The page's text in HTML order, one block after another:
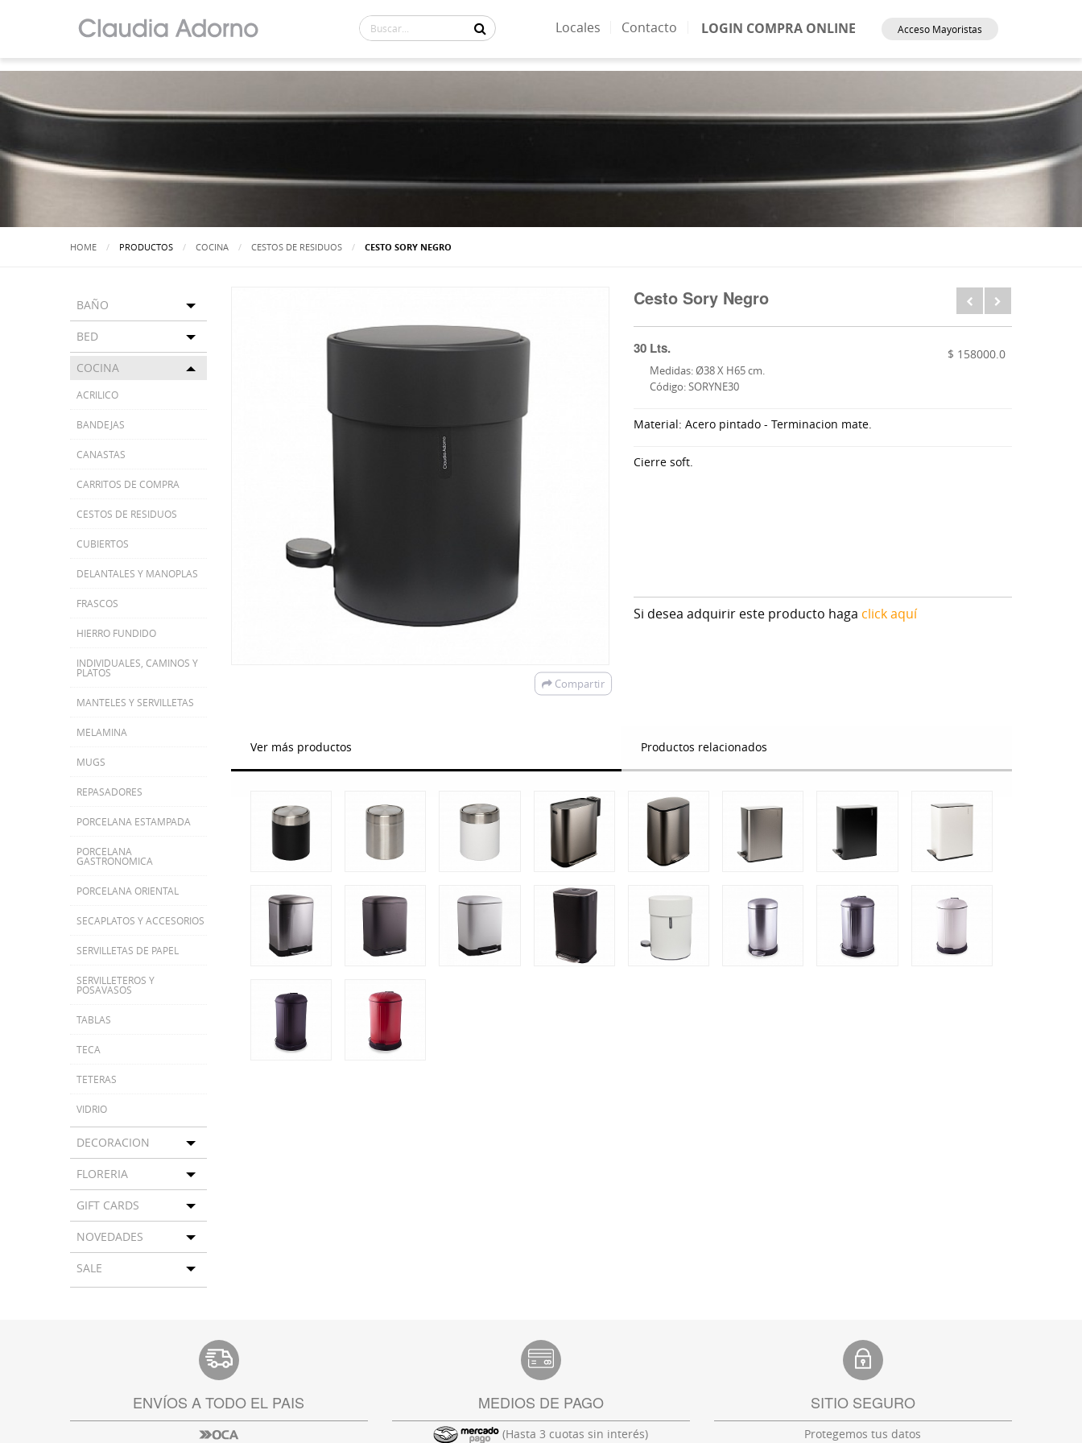
Acceso Mayoristas
LOGIN COMPRA ONLINE
Locales Contacto
HOME PRODUCTOS COCINA CESTOS DE RESIDUOS ACTUALMENTE:
CESTO SORY NEGRO
BAÑO Toggle menu
BED Toggle menu
COCINA Toggle menu
ACRILICO
BANDEJAS
CANASTAS
CARRITOS DE COMPRA
CESTOS DE RESIDUOS
CUBIERTOS
DELANTALES Y MANOPLAS
FRASCOS
HIERRO FUNDIDO
INDIVIDUALES, CAMINOS Y
PLATOS
MANTELES Y SERVILLETAS
MELAMINA
MUGS
REPASADORES
PORCELANA ESTAMPADA
PORCELANA
GASTRONOMICA
PORCELANA ORIENTAL
SECAPLATOS Y ACCESORIOS
SERVILLETAS DE PAPEL
SERVILLETEROS Y
POSAVASOS
TABLAS
TECA
TETERAS
VIDRIO
DECORACION Toggle menu
FLORERIA Toggle menu
GIFT CARDS Toggle menu
NOVEDADES Toggle menu
SALE Toggle menu
Compartir
Cesto Sory Negro
30 Lts.
Medidas: Ø38 X H65 cm.
Código: SORYNE30
$ 158000.0
Material: Acero pintado - Terminacion mate.
Cierre soft.
Si desea adquirir este producto haga click aquí
Ver más productos Productos relacionados
ENVÍOS A TODO EL PAIS MEDIOS DE PAGO
(Hasta 3 cuotas sin interés)
SITIO SEGURO
Protegemos tus datos